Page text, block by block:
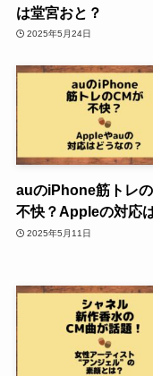
は堂宮おと？
2025年5月24日
auのiPhone筋トレ
不快？Appleの対応
2025年5月11日